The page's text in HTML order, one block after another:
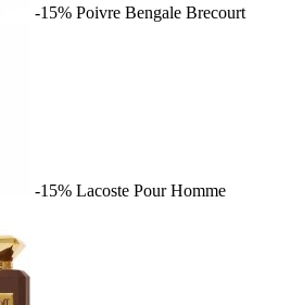
-15% Poivre Bengale Brecourt
-15% Lacoste Pour Homme